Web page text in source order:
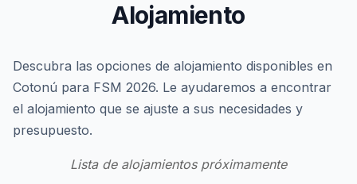
Alojamiento
Descubra las opciones de alojamiento disponibles en
Cotonú para FSM 2026. Le ayudaremos a encontrar
el alojamiento que se ajuste a sus necesidades y
presupuesto.
Lista de alojamientos próximamente